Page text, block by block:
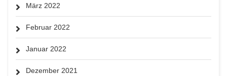
März 2022
Februar 2022
Januar 2022
Dezember 2021